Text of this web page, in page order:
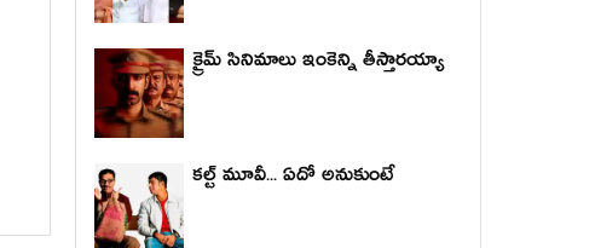
క్రైమ్ సినిమాలు ఇంకెన్ని తీస్తారయ్యా
కల్ట్ మూవీ... ఏదో అనుకుంటే